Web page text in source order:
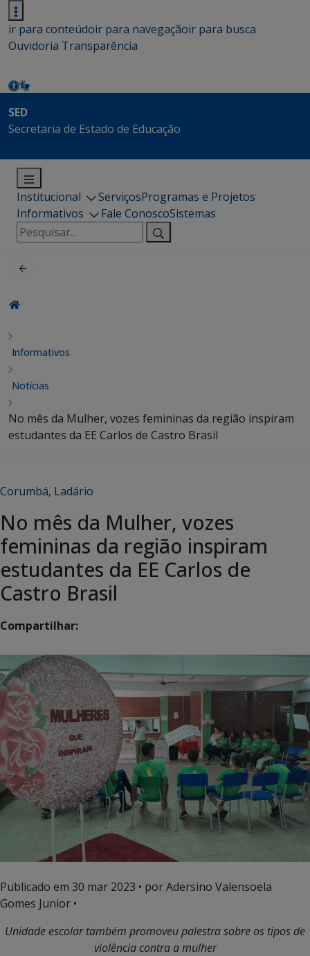
ir para conteúdoir para navegaçãoir para busca
Ouvidoria Transparência
SED
Secretaria de Estado de Educação
Institucional ServiçosProgramas e Projetos
Informativos
Fale ConoscoSistemas
Pesquisar
por:
Informativos
Notícias
No mês da Mulher, vozes femininas da região inspiram
estudantes da EE Carlos de Castro Brasil
Corumbá, Ladário
No mês da Mulher, vozes
femininas da região inspiram
estudantes da EE Carlos de
Castro Brasil
Compartilhar:
Publicado em 30 mar 2023 • por Adersino Valensoela
Gomes Junior •
Unidade escolar também promoveu palestra sobre os tipos de
violência contra a mulher